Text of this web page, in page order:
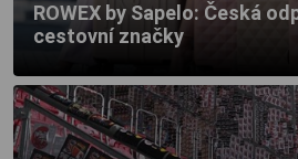
ROWEX by Sapelo: Česká
cestovní značky